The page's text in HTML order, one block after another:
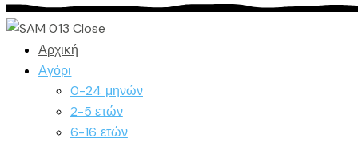
Close
Αρχική
Αγόρι
0-24 μηνών
2-5 ετών
6-16 ετών